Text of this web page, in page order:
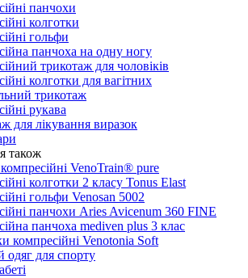
панчохи
колготки
гольфи
панчоха на одну ногу
трикотаж для чоловіків
колготки для вагітних
трикотаж
рукава
для лікування виразок
також
VenoTrain® pure
колготки 2 класу Tonus Elast
гольфи Venosan 5002
панчохи Aries Avicenum 360 FINE
панчоха mediven plus 3 клас
компресійні Venotonia Soft
одяг для спорту